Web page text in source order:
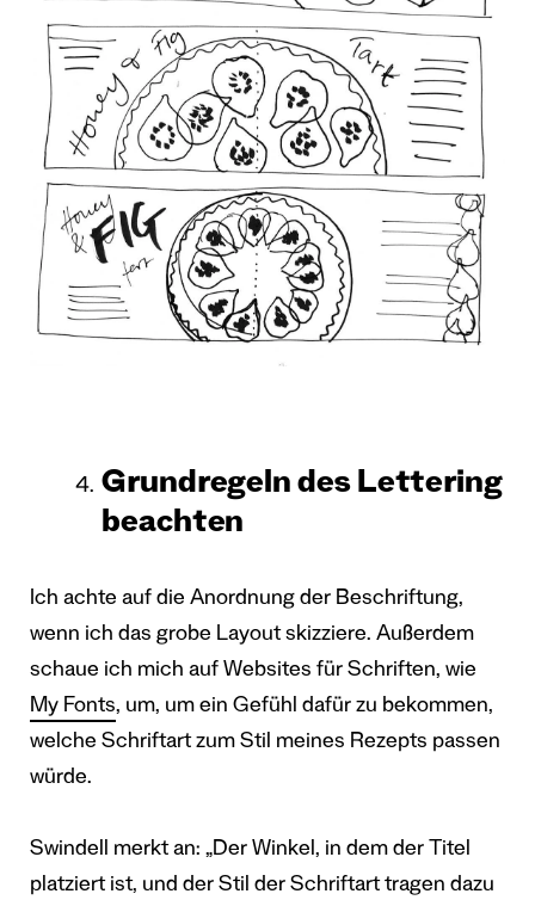
Grundregeln des Lettering
beachten
Ich achte auf die Anordnung der Beschriftung,
wenn ich das grobe Layout skizziere. Außerdem
schaue ich mich auf Websites für Schriften, wie
My Fonts, um, um ein Gefühl dafür zu bekommen,
welche Schriftart zum Stil meines Rezepts passen
würde.
Swindell merkt an: „Der Winkel, in dem der Titel
platziert ist, und der Stil der Schriftart tragen dazu